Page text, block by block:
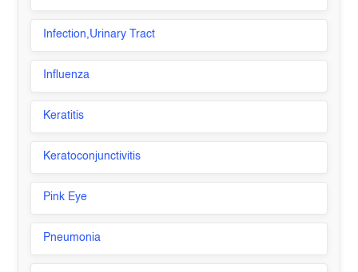
Infection,Urinary Tract
Influenza
Keratitis
Keratoconjunctivitis
Pink Eye
Pneumonia